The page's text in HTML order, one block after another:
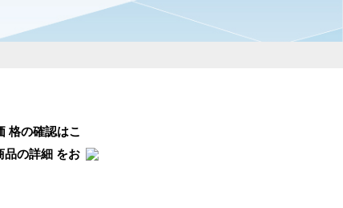
格の確認はこ
品の詳細 をお